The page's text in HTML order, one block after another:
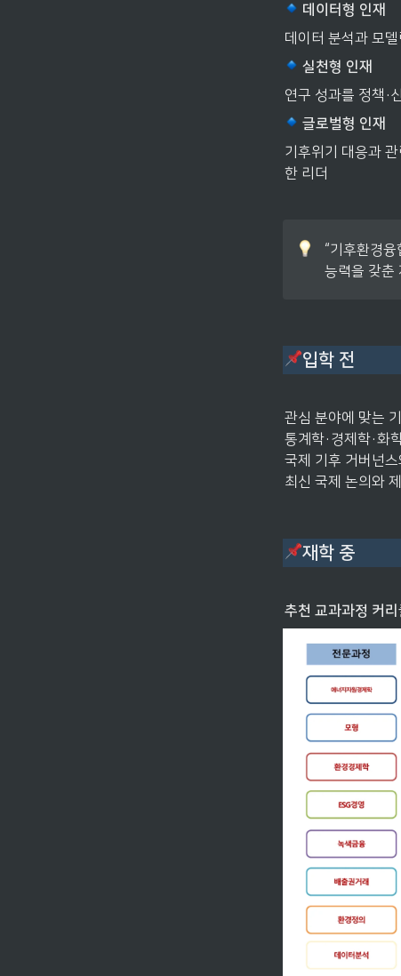
데이터형 인재
데이터 분석과 모
실천형 인재
연구 성과를 정책·
글로벌형 인재
기후위기 대응과
한 리더
“기후환경
능력을 갖춘
입학 전
관심 분야에 맞는
통계학·경제학·화
국제 기후 거버넌
최신 국제 논의와
재학 중
추천 교과과정 커리